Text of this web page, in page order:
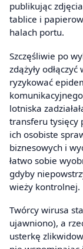
publikując
tablice i
halach portu.
Szczęśliwie po
zdążyły
ryzykować
lotniska
transferu tysięcy
ich osobiste
biznesowych i
łatwo sobie
gdyby
wieży kontrolnej.
Twórcy wirusa
ujawniono), a
usterkę